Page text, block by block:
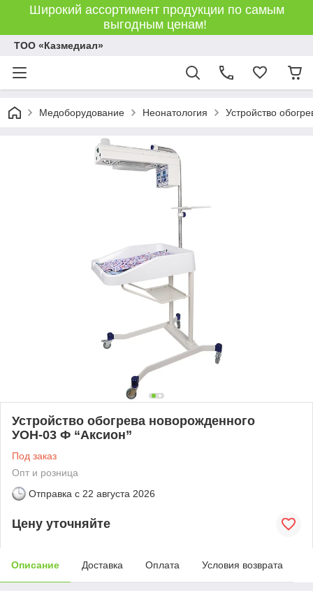
Широкий ассортимент продукции по самым
выгодным ценам!
ТОО «Казмедиал»
Медоборудование Неонатология Устройство
Устройство обогрева новорожденного
УОН-03 Ф “Аксион”
Под заказ
Опт и розница
Отправка с 22 августа 2026
Цену уточняйте
Описание Доставка Оплата Условия возврата